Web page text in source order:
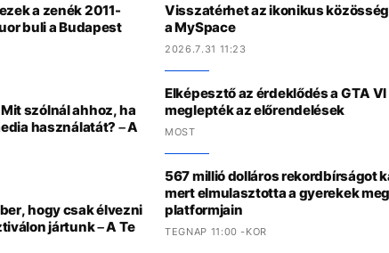
a zenék 2011-
buli a Budapest
Mit szólnál ahhoz, ha
használatát? – A
hogy csak élvezni
jártunk – A Te
Visszatérhet az ikonikus
a MySpace
2026.7.31 11:23
Elképesztő az érdeklődés a GTA
meglepték az előrendelések
MOST
567 millió dolláros rekordbírságot
mert elmulasztotta a gyerekek
platformjain
TEGNAP 11:00 -KOR